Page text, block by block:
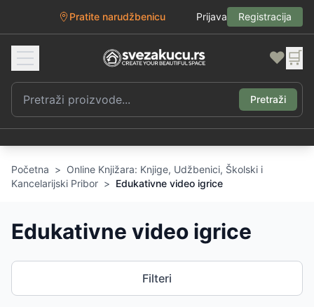
Pratite narudžbenicu Prijava Registracija
❤️ 🛒
Pretraži
Početna > Online Knjižara: Knjige, Udžbenici, Školski i
Kancelarijski Pribor > Edukativne video igrice
Edukativne video igrice
Filteri